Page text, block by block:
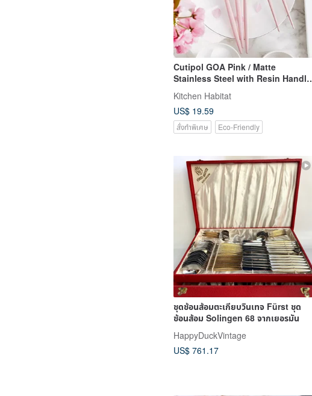
Cutipol GOA Pink / Matte
Stainless Steel with Resin Handle
(Made in Portugal)
Kitchen Habitat
US$ 19.59
สั่งทำพิเศษ Eco-Friendly
ชุดช้อนส้อมตะเกียบวินเทจ Fürst ชุด
ช้อนส้อม Solingen 68 จากเยอรมัน
HappyDuckVintage
US$ 761.17